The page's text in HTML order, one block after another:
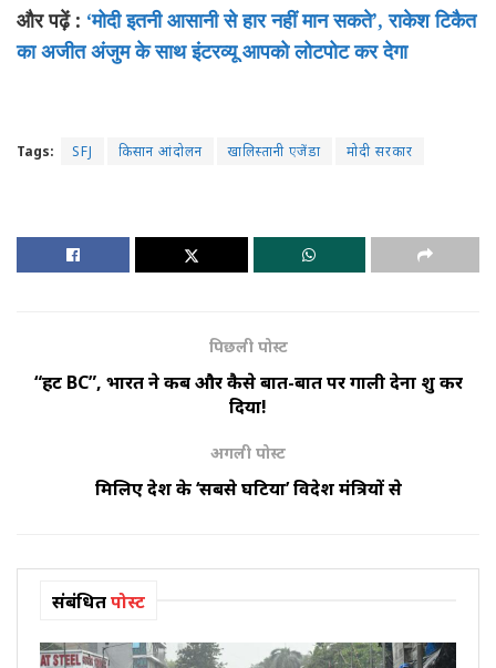
और पढ़ें : ‘मोदी इतनी आसानी से हार नहीं मान सकते’, राकेश टिकैत
का अजीत अंजुम के साथ इंटरव्यू आपको लोटपोट कर देगा
Tags: SFJ किसान आंदोलन खालिस्तानी एजेंडा मोदी सरकार
पिछली पोस्ट
“हट BC”, भारत ने कब और कैसे बात-बात पर गाली देना शुरू कर
दिया!
अगली पोस्ट
मिलिए देश के ‘सबसे घटिया’ विदेश मंत्रियों से
संबंधितपोस्ट